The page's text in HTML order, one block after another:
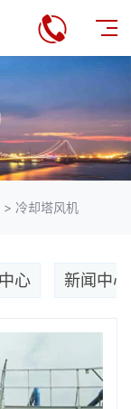
冷却塔风机
心 新闻中心